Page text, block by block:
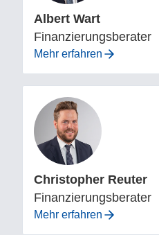
Albert Wart
Finanzierungsberater
Mehr erfahren
Christopher Reuter
Finanzierungsberater
Mehr erfahren